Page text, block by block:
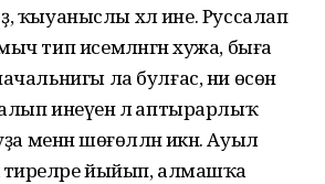
ҙә, ҡыуаныслы хәл ине. Руссалап
тип исемләнгән хужа, быға
ла булғас, ни өсөн
инеүенә лә аптырарлыҡ
менән шөғөлләнә икән. Ауыл
йыйып, алмашҡа